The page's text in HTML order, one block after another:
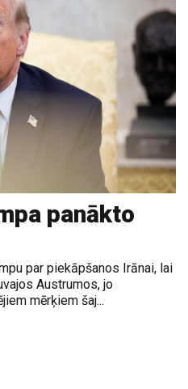
panākto
par piekāpšanos Irānai, lai
Austrumos, jo
mērķiem šaj...